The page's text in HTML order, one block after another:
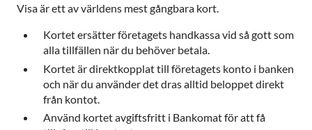
Visa är ett av världens mest gångbara kort.
Kortet ersätter företagets handkassa vid så gott som
alla tillfällen när du behöver betala.
Kortet är direktkopplat till företagets konto i banken
och när du använder det dras alltid beloppet direkt
från kontot.
Använd kortet avgiftsfritt i Bankomat för att få